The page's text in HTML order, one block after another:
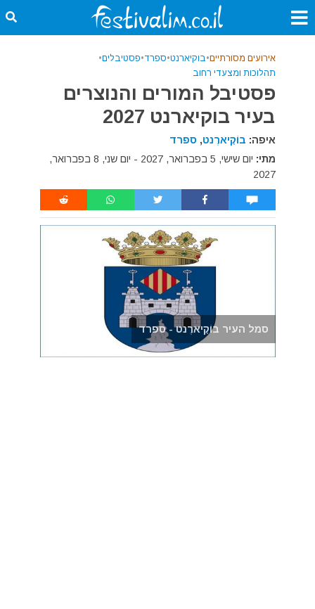
אירועים מסורתיים•בוקיארנט•ספרד•פסטיבלים•
תהלוכות ומצעדי רחוב
פסטיבל המורים והנוצרים
בעיר בוקיארנט 2027
איפה: בוֹקָיארֶנט, ספרד
מתי:
יום שישי, 5 בפברואר, 2027 - יום שני, 8 בפברואר,
2027
סמל העיר בוֹקָיארֶנט - ספרד